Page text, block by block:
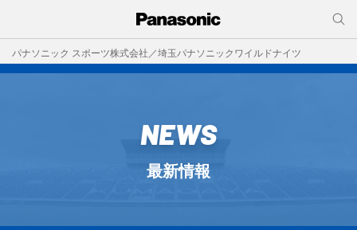
パナソニック スポーツ株式会社／埼玉パナソニックワイルドナイツ
NEWS
最新情報